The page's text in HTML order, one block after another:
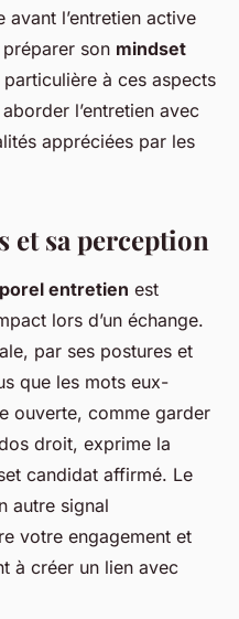
l’entretien active
son mindset
à ces aspects
l’entretien avec
appréciées par les
et sa perception
entretien est
lors d’un échange.
par ses postures et
que les mots eux-
ouverte, comme garder
droit, exprime la
candidat affirmé. Le
autre signal
votre engagement et
à créer un lien avec